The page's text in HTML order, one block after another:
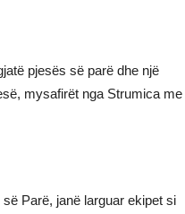
pjesës së parë dhe një
mysafirët nga Strumica me
Parë, janë larguar ekipet si